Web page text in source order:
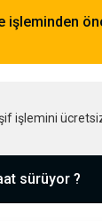
işleminden
işlemini
sürüyor ?